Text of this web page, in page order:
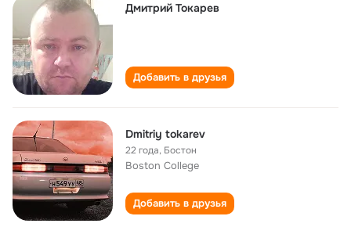
Дмитрий Токарев
Добавить в друзья
Dmitriy tokarev
22 года, Бостон
Boston College
Добавить в друзья